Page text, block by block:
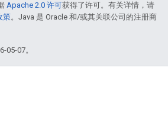
Apache 2.0 许可获得了许可。有关详情，请
策。Java 是 Oracle 和/或其关联公司的注册商
05-07。